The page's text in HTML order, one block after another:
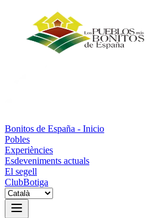
Bonitos de España - Inicio
Pobles
Experiències
Esdeveniments actuals
El segell
ClubBotiga